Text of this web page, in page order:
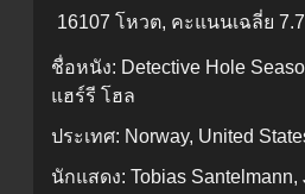
16107 โหวต, คะแนนเฉลี่ย 7.7
ชื่อหนัง: Detective Hole
แฮร์รี โฮล
ประเทศ: Norway, United
นักแสดง: Tobias Santelmann,